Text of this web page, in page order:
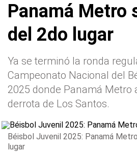
Panamá Metro
del 2do lugar
Ya se terminó la ronda
Campeonato Nacional del
2025 donde Panamá Metro
derrota de Los Santos.
Béisbol Juvenil 2025: Panamá
lugar